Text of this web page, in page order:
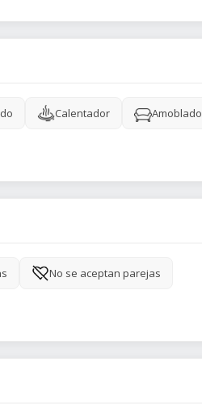
Calentador Amoblado
No se aceptan parejas